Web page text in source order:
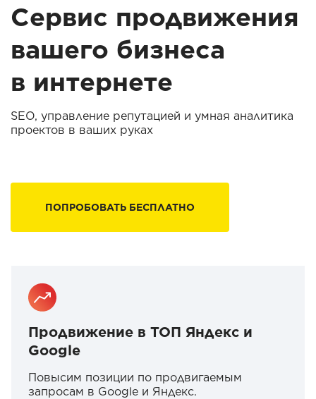
Сервис продвижения
вашего бизнеса
в интернете
SEO, управление репутацией и умная аналитика
проектов в ваших руках
ПОПРОБОВАТЬ БЕСПЛАТНО
Продвижение в ТОП Яндекс и
Google
Повысим позиции по продвигаемым
запросам в Google и Яндекс.